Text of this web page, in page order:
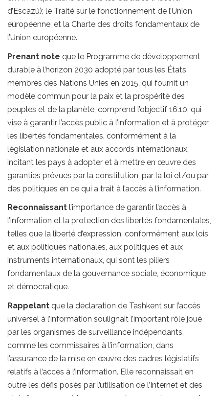
d’Escazú); le Traité sur le fonctionnement de l’Union
européenne; et la Charte des droits fondamentaux de
l’Union européenne.
Prenant note que le Programme de développement
durable à l’horizon 2030 adopté par tous les États
membres des Nations Unies en 2015, qui fournit un
modèle commun pour la paix et la prospérité des
peuples et de la planète, comprend l’objectif 16.10, qui
vise à garantir l’accès public à l’information et à protéger
les libertés fondamentales, conformément à la
législation nationale et aux accords internationaux,
incitant les pays à adopter et à mettre en œuvre des
garanties prévues par la constitution, par la loi et/ou par
des politiques en ce qui a trait à l’accès à l’information.
Reconnaissant l’importance de garantir l’accès à
l’information et la protection des libertés fondamentales,
telles que la liberté d’expression, conformément aux lois
et aux politiques nationales, aux politiques et aux
instruments internationaux, qui sont les piliers
fondamentaux de la gouvernance sociale, économique
et démocratique.
Rappelant que la déclaration de Tashkent sur l’accès
universel à l’information soulignait l’important rôle joué
par les organismes de surveillance indépendants,
comme les commissaires à l’information, dans
l’assurance de la mise en œuvre des cadres législatifs
relatifs à l’accès à l’information. Elle reconnaissait en
outre les défis posés par l’utilisation de l’Internet et des